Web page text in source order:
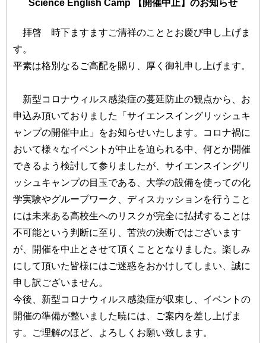
Science English Camp 【開催中止】のお知らせ
拝啓 時下ますますご清祥のこととお慶び申し上げま
す。
平素は格別なるご高配を賜り、厚く御礼申し上げます。
新型コロナウィルス感染症の蔓延防止の観点から、お
申込み頂いておりました「サイエンスイングリッシュキ
ャンプの開催中止」をお知らせいたします。コロナ禍に
おいて様々なイベントが中止を迫られる中、何とか開催
できるよう検討して参りましたが、サイエンスイングリ
ッシュキャンプの目玉である、大学の設備を使っての化
学実験やグループワーク、ディスカッションを行うこと
には未来ある高校生へのリスクが完全に払拭することは
不可能という判断に至り、苦渋の決断ではございます
が、開催を中止とさせて頂くこととなりました。楽しみ
にして頂いた皆様にはご迷惑をおかけしてしまい、誠に
申し訳ございません。
今後、新型コロナウィルス感染症が収束し、イベントの
開催の準備が整いました暁には、ご案内を差し上げま
す。ご理解のほど、よろしくお願い致します。